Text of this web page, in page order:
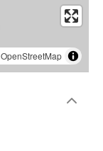
OpenStreetMap